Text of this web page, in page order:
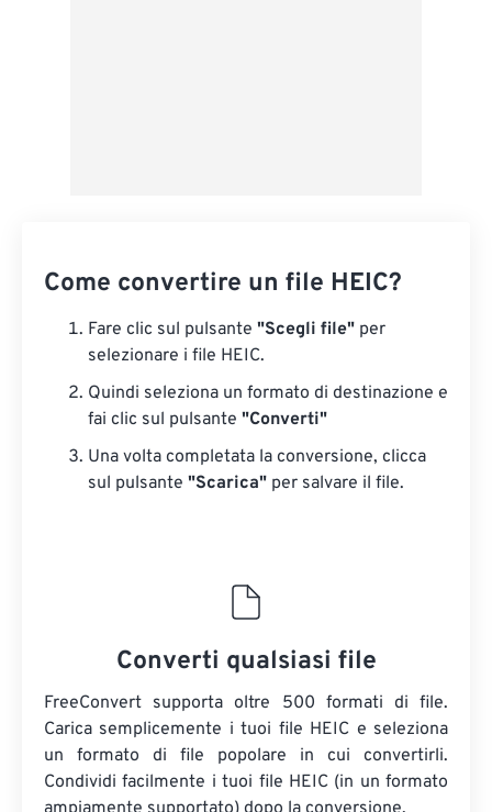
Come convertire un file HEIC?
Fare clic sul pulsante "Scegli file" per
selezionare i file HEIC.
Quindi seleziona un formato di destinazione e
fai clic sul pulsante "Converti"
Una volta completata la conversione, clicca
sul pulsante "Scarica" ​​per salvare il file.
Converti qualsiasi file
FreeConvert supporta oltre 500 formati di file.
Carica semplicemente i tuoi file HEIC e seleziona
un formato di file popolare in cui convertirli.
Condividi facilmente i tuoi file HEIC (in un formato